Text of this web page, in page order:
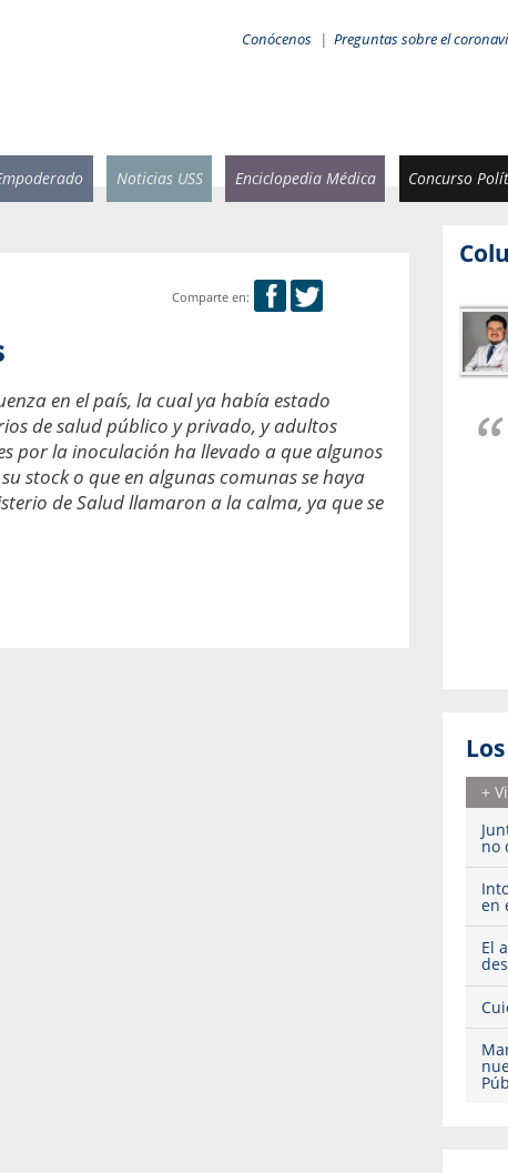
Conócenos | Preguntas sobre el
Noticias USS Enciclopedia Médica Concurso
Comparte en:
en el país, la cual ya había estado
de salud público y privado, y adultos
por la inoculación ha llevado a que algunos
stock o que en algunas comunas se haya
de Salud llamaron a la calma, ya que se
¿Cuándo será urgente la
salud bucal?
En Chile, nadie muere de caries ni de
enfermedades periodontales. Sin
+
no
en
El